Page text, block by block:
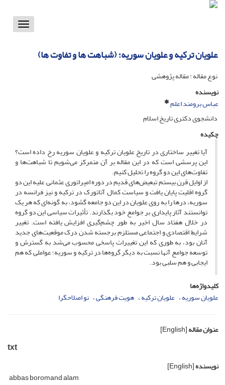
Toggle
علویان ترکیه و علویان سوریه؛ (شباهت ها و تفاوت ها)
نوع مقاله : مقاله پژوهشی
نویسنده
عباس برومند اعلم
دانشجوی دکتری تاریخ اسلام
چکیده
آیا تغییر ساختاری در تاریخ علویان ترکیه و علویان سوریه رخ داده است؟
این پرسشی است که در این مقاله بر آن متمرکز می‌شویم تا شباهت‌ها و
تفاوت‌های این دو گروه را تحلیل کنیم.
از اوایل قرن بیستم تبعیض‌های قدیم در دوره امپراتوری عثمانی علیه این دو
گروه اقلیت پایان یافت و سیاست کمال آتاتورک در ترکیه و نیز فرانسه در
سوریه، درها را به روی علویان در این دو جامعه گشود، به گونه‌ای که هر یک
توانستند آثار پایداری بر جوامع خود بگذارند. تأثیرات سیاسی این دو گروه
در خلال هفتاد سال اخیر به طور چشم‌گیری افزایش یافته است. تغییر
شرایط اقتصادی و اجتماعی مستلزم برجسته شدن درک موقعیت‌های جدید
آنان بود، به طوری که این تغییرات پاسخی محسوب می‌شد به گسترش و
توسعه جوامع آنها نسبت به دیگر گروه‌ها در ترکیه و سوریه؛ عواملی که هم
ایجابی و هم سلبی بود.
کلیدواژه‌ها
علویان سوریه علویان ترکیه هویت فرهنگی نو اصلاح­گرا
عنوان مقاله[English]
txt
نویسنده[English]
abbas boromand alam